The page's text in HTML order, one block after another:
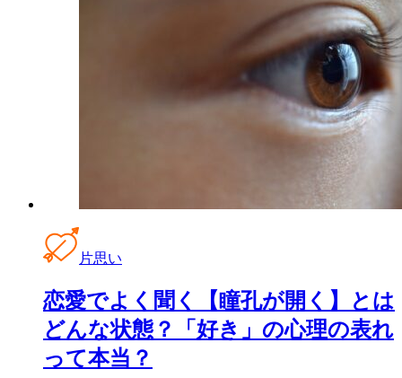
片思い
恋愛でよく聞く【瞳孔が開く】とは
どんな状態？「好き」の心理の表れ
って本当？